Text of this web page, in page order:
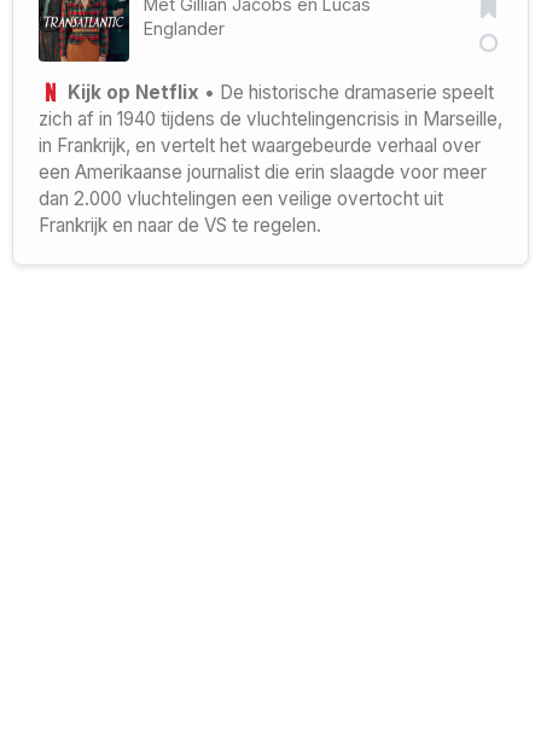
Englander
Kijk op Netflix • De historische dramaserie speelt
zich af in 1940 tijdens de vluchtelingencrisis in Marseille,
in Frankrijk, en vertelt het waargebeurde verhaal over
een Amerikaanse journalist die erin slaagde voor meer
dan 2.000 vluchtelingen een veilige overtocht uit
Frankrijk en naar de VS te regelen.